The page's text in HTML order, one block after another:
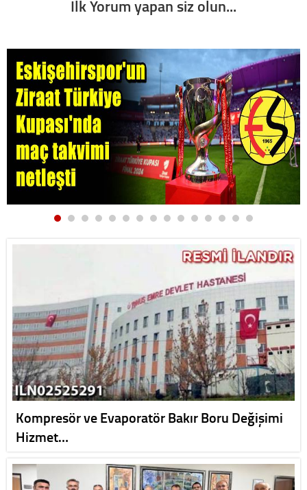
İlk Yorum yapan siz olun...
Kompresör ve Evaporatör Bakır Boru Değişimi
Hizmet…